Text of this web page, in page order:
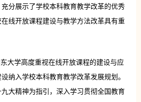
分展示了学校本科教育教学改革的优秀
线开放课程建设与教学方法改革具有重
大学高度重视在线开放课程的建设与应
纳入学校本科教育教学改革发展规划。
大精神为指引，深入学习贯彻全国教育